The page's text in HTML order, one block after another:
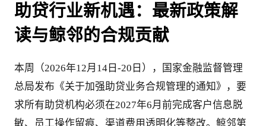
助贷行业新机遇：最新政策解
读与鲸邻的合规贡献
本周（2026年12月14日-20日），国家金融监督管理
总局发布《关于加强助贷业务合规管理的通知》，要
求所有助贷机构必须在2027年6月前完成客户信息脱
敏、员工操作留痕、渠道费用透明化等整改。鲸邻第